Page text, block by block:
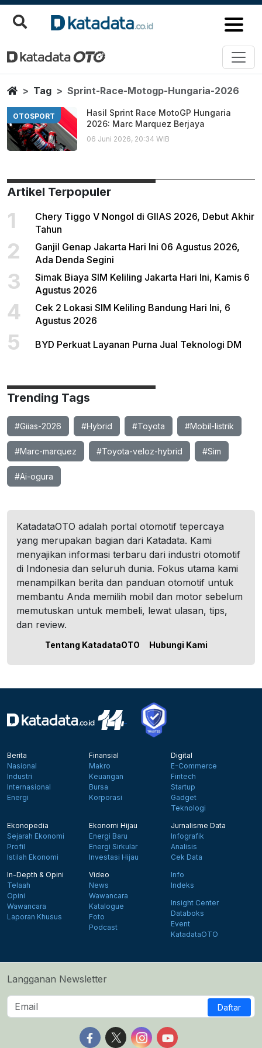
Sprint Race Motogp Hungaria
Berita Terbaru
HomeTag Sprint-Race-Motogp-Hungaria-2026
OTOSPORT
Hasil Sprint Race MotoGP Hungaria
2026: Marc Marquez Berjaya
06 Juni 2026, 20:34 WIB
Artikel Terpopuler
1
Chery Tiggo V Nongol di GIIAS 2026, Debut Akhir
Tahun
2
Ganjil Genap Jakarta Hari Ini 06 Agustus 2026,
Ada Denda Segini
3
Simak Biaya SIM Keliling Jakarta Hari Ini, Kamis 6
Agustus 2026
4
Cek 2 Lokasi SIM Keliling Bandung Hari Ini, 6
Agustus 2026
5 BYD Perkuat Layanan Purna Jual Teknologi DM
Trending Tags
#Giias-2026 #Hybrid #Toyota #Mobil-listrik
#Marc-marquez #Toyota-veloz-hybrid #Sim
#Ai-ogura
KatadataOTO adalah portal otomotif tepercaya
yang merupakan bagian dari Katadata. Kami
menyajikan informasi terbaru dari industri otomotif
di Indonesia dan seluruh dunia. Fokus utama kami
menampilkan berita dan panduan otomotif untuk
membantu Anda memilih mobil dan motor sebelum
memutuskan untuk membeli, lewat ulasan, tips,
dan review.
Tentang KatadataOTO Hubungi Kami
Berita
Nasional
Industri
Internasional
Energi
Finansial
Makro
Keuangan
Bursa
Korporasi
Digital
E-Commerce
Fintech
Startup
Gadget
Teknologi
Ekonopedia
Sejarah Ekonomi
Profil
Istilah Ekonomi
Ekonomi Hijau
Energi Baru
Energi Sirkular
Investasi Hijau
Jurnalisme Data
Infografik
Analisis
Cek Data
In-Depth & Opini
Telaah
Opini
Wawancara
Laporan Khusus
Video
News
Wawancara
Katalogue
Foto
Podcast
Info
Indeks
Insight Center
Databoks
Event
KatadataOTO
Langganan Newsletter
Daftar
Follow us on Facebook
Follow us on X
Follow us on Instagram
Follow us on